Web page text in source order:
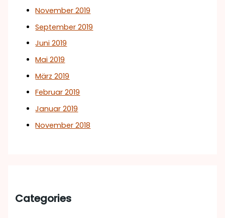
November 2019
September 2019
Juni 2019
Mai 2019
März 2019
Februar 2019
Januar 2019
November 2018
Categories